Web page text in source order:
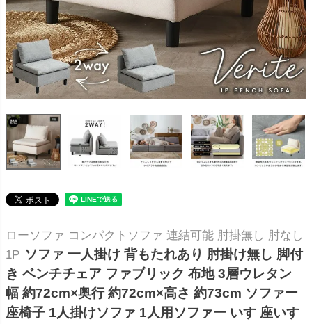
ローソファ コンパクトソファ 連結可能 肘掛無し 肘なし
1P ソファ 一人掛け 背もたれあり 肘掛け無し 脚付
き ベンチチェア ファブリック 布地 3層ウレタン
幅 約72cm×奥行 約72cm×高さ 約73cm ソファー
座椅子 1人掛けソファ 1人用ソファー いす 座いす